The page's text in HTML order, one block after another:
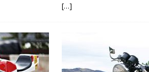
[…]